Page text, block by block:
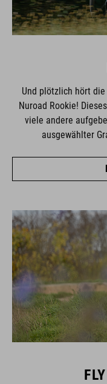
Und plötzlich hört
Nuroad Rookie!
viele andere
ausgewählter